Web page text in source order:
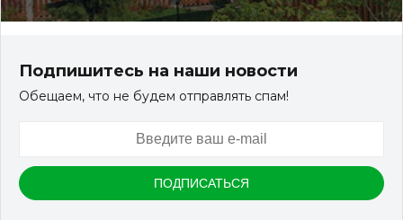
Подпишитесь на наши новости
Обещаем, что не будем отправлять спам!